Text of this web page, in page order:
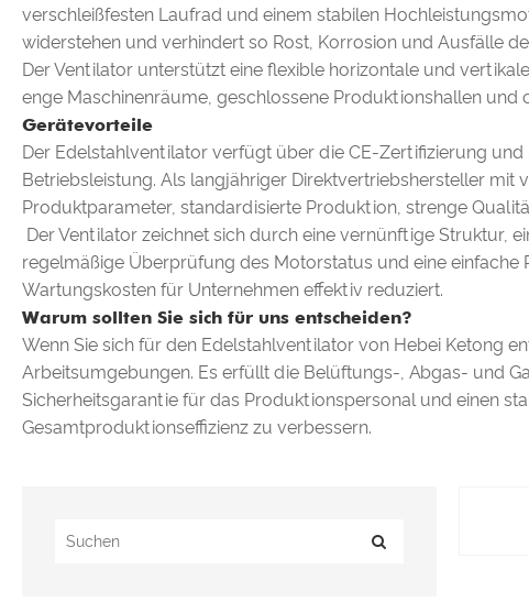
verschleißfesten Laufrad und einem stabilen
widerstehen und verhindert so Rost, Korrosion und Ausfälle
Der Ventilator unterstützt eine flexible horizontale und
enge Maschinenräume, geschlossene Produktionshallen
Gerätevorteile
Der Edelstahlventilator verfügt über die CE-Zertifizierung
Betriebsleistung. Als langjähriger Direktvertriebshersteller
Produktparameter, standardisierte Produktion, strenge
Der Ventilator zeichnet sich durch eine vernünftige Struktur,
regelmäßige Überprüfung des Motorstatus und eine
Wartungskosten für Unternehmen effektiv reduziert.
Warum sollten Sie sich für uns entscheiden?
Wenn Sie sich für den Edelstahlventilator von Hebei Ketong
Arbeitsumgebungen. Es erfüllt die Belüftungs-, Abgas- und
Sicherheitsgarantie für das Produktionspersonal und einen
Gesamtproduktionseffizienz zu verbessern.